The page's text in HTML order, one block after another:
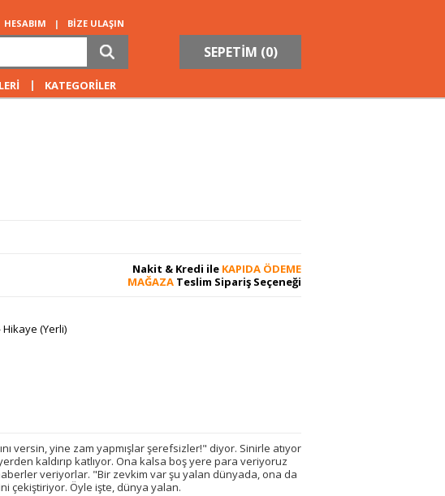
HESABIM | BİZE ULAŞIN
SEPETİM (0)
| KATEGORİLER
Nakit & Kredi ile KAPIDA ÖDEME
MAĞAZA Teslim Sipariş Seçeneği
Hikaye (Yerli)
versin, yine zam yapmışlar şerefsizler!" diyor. Sinirle atıyor
kaldırıp katlıyor. Ona kalsa boş yere para veriyoruz
veriyorlar. "Bir zevkim var şu yalan dünyada, ona da
çekiştiriyor. Öyle işte, dünya yalan.